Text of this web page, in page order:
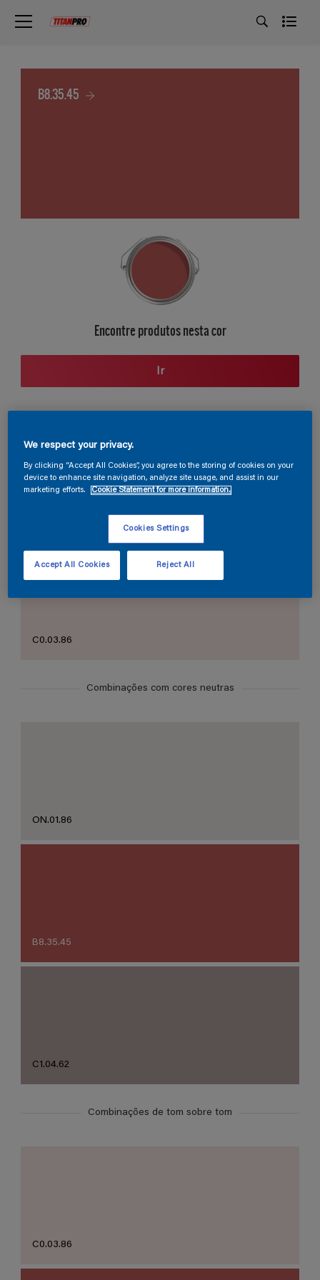
B8.35.45
Encontre produtos nesta cor
Ir
Seção de cores
C0.03.86
Combinações com cores neutras
ON.01.86
B8.35.45
C1.04.62
Combinações de tom sobre tom
C0.03.86
We respect your privacy.
By clicking “Accept All Cookies”, you agree to the storing of cookies on your
device to enhance site navigation, analyze site usage, and assist in our
marketing efforts.
Cookie Statement for more information.
Cookies Settings
Reject All
Accept All Cookies